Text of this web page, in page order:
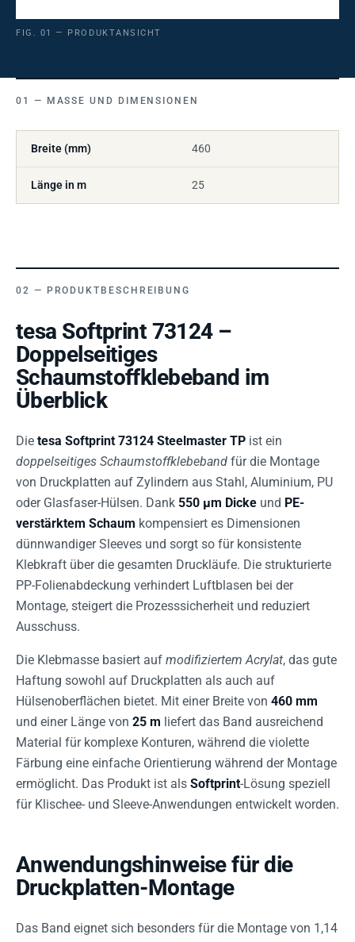
FIG. 01 — PRODUKTANSICHT
MASSE UND DIMENSIONEN
Breite (mm) 460
Länge in m 25
PRODUKTBESCHREIBUNG
tesa Softprint 73124 –
Doppelseitiges
Schaumstoffklebeband im
Überblick
Die tesa Softprint 73124 Steelmaster TP ist ein
doppelseitiges Schaumstoffklebeband für die Montage
von Druckplatten auf Zylindern aus Stahl, Aluminium, PU
oder Glasfaser-Hülsen. Dank 550 µm Dicke und PE-
verstärktem Schaum kompensiert es Dimensionen
dünnwandiger Sleeves und sorgt so für konsistente
Klebkraft über die gesamten Druckläufe. Die strukturierte
PP-Folienabdeckung verhindert Luftblasen bei der
Montage, steigert die Prozesssicherheit und reduziert
Ausschuss.
Die Klebmasse basiert auf modifiziertem Acrylat, das gute
Haftung sowohl auf Druckplatten als auch auf
Hülsenoberflächen bietet. Mit einer Breite von 460 mm
und einer Länge von 25 m liefert das Band ausreichend
Material für komplexe Konturen, während die violette
Färbung eine einfache Orientierung während der Montage
ermöglicht. Das Produkt ist als Softprint-Lösung speziell
für Klischee- und Sleeve-Anwendungen entwickelt worden.
Anwendungshinweise für die
Druckplatten-Montage
Das Band eignet sich besonders für die Montage von 1,14